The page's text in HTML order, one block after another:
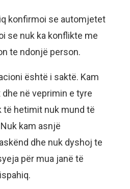
konfirmoi se automjetet
se nuk ka konflikte me
te ndonjë person.
është i saktë. Kam
në veprimin e tyre
të hetimit nuk mund të
kam asnjë
dhe nuk dyshoj te
për mua janë të